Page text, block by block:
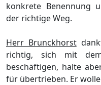
konkrete Benennung
der richtige Weg.
Herr Brunckhorst
richtig, sich mit
beschäftigen, halte
für übertrieben. Er